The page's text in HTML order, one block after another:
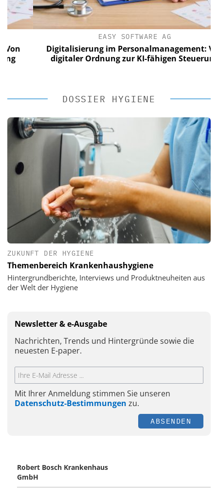
EASY SOFTWARE AG
Digitalisierung im Personalmanagement: Von
digitaler Ordnung zur KI-fähigen Steuerung
DOSSIER HYGIENE
ZUKUNFT DER HYGIENE
Themenbereich Krankenhaushygiene
Hintergrundberichte, Interviews und Produktneuheiten aus
der Welt der Hygiene
Newsletter & e-Ausgabe
Nachrichten, Trends und Hintergründe sowie die
neuesten E-paper.
Mit Ihrer Anmeldung stimmen Sie unseren
Datenschutz-Bestimmungen zu.
ABSENDEN
Robert Bosch Krankenhaus
GmbH